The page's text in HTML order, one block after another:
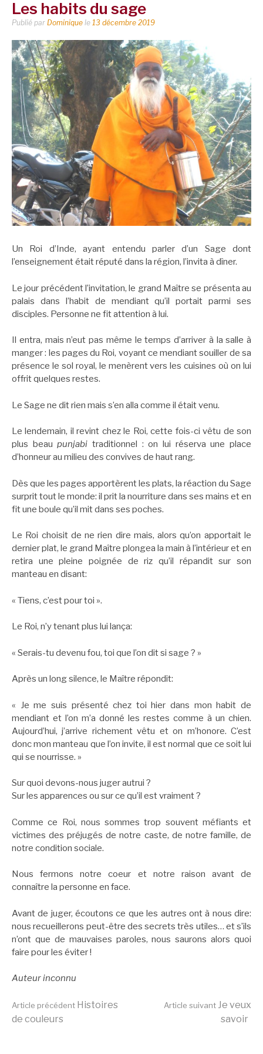
Les habits du sage
Publié par Dominique le 13 décembre 2019
Un Roi d’Inde, ayant entendu parler d’un Sage dont
l’enseignement était réputé dans la région, l’invita à dîner.
Le jour précédent l’invitation, le grand Maître se présenta au
palais dans l’habit de mendiant qu’il portait parmi ses
disciples. Personne ne fit attention à lui.
Il entra, mais n’eut pas même le temps d’arriver à la salle à
manger : les pages du Roi, voyant ce mendiant souiller de sa
présence le sol royal, le menèrent vers les cuisines où on lui
offrit quelques restes.
Le Sage ne dit rien mais s’en alla comme il était venu.
Le lendemain, il revint chez le Roi, cette fois-ci vêtu de son
plus beaupunjabi traditionnel : on lui réserva une place
d’honneur au milieu des convives de haut rang.
Dès que les pages apportèrent les plats, la réaction du Sage
surprit tout le monde: il prit la nourriture dans ses mains et en
fit une boule qu’il mit dans ses poches.
Le Roi choisit de ne rien dire mais, alors qu’on apportait le
dernier plat, le grand Maître plongea la main à l’intérieur et en
retira une pleine poignée de riz qu’il répandit sur son
manteau en disant:
« Tiens, c’est pour toi ».
Le Roi, n’y tenant plus lui lança:
« Serais-tu devenu fou, toi que l’on dit si sage ? »
Après un long silence, le Maître répondit:
« Je me suis présenté chez toi hier dans mon habit de
mendiant et l’on m’a donné les restes comme à un chien.
Aujourd’hui, j’arrive richement vêtu et on m’honore. C’est
donc mon manteau que l’on invite, il est normal que ce soit lui
qui se nourrisse. »
Sur quoi devons-nous juger autrui ?
Sur les apparences ou sur ce qu’il est vraiment ?
Comme ce Roi, nous sommes trop souvent méfiants et
victimes des préjugés de notre caste, de notre famille, de
notre condition sociale.
Nous fermons notre coeur et notre raison avant de
connaître la personne en face.
Avant de juger, écoutons ce que les autres ont à nous dire:
nous recueillerons peut-être des secrets très utiles… et s’ils
n’ont que de mauvaises paroles, nous saurons alors quoi
faire pour les éviter !
Auteur inconnu
Lire
Article précédent Histoires
de couleurs
Article suivant Je veux
savoir